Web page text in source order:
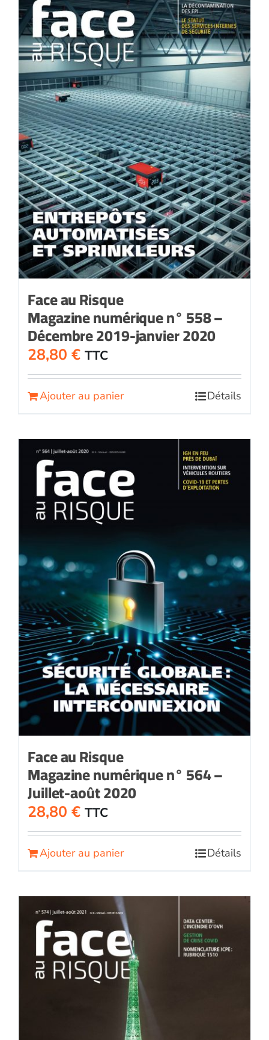
Face au Risque
Magazine numérique n° 558 –
Décembre 2019-janvier 2020
28,80 € TTC
Ajouter au panier Détails
Face au Risque
Magazine numérique n° 564 –
Juillet-août 2020
28,80 € TTC
Ajouter au panier Détails